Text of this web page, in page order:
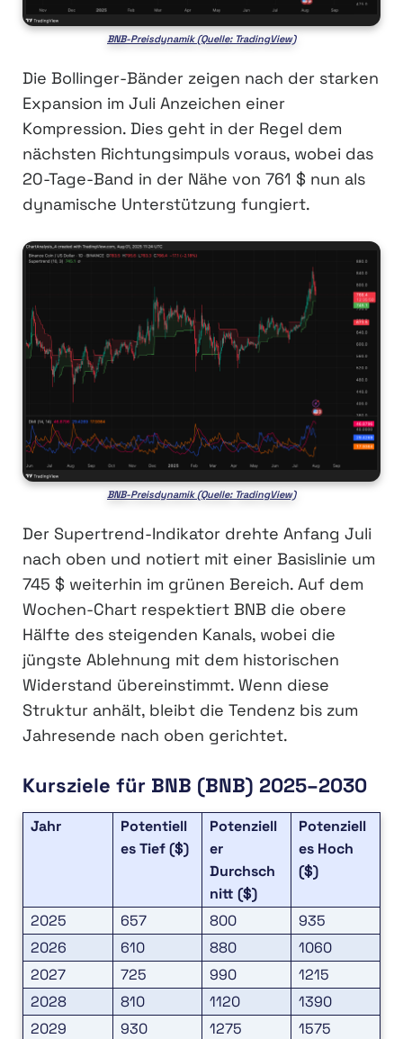
BNB-Preisdynamik (Quelle: TradingView)
Die Bollinger-Bänder zeigen nach der starken
Expansion im Juli Anzeichen einer
Kompression. Dies geht in der Regel dem
nächsten Richtungsimpuls voraus, wobei das
20-Tage-Band in der Nähe von 761 $ nun als
dynamische Unterstützung fungiert.
BNB-Preisdynamik (Quelle: TradingView)
Der Supertrend-Indikator drehte Anfang Juli
nach oben und notiert mit einer Basislinie um
745 $ weiterhin im grünen Bereich. Auf dem
Wochen-Chart respektiert BNB die obere
Hälfte des steigenden Kanals, wobei die
jüngste Ablehnung mit dem historischen
Widerstand übereinstimmt. Wenn diese
Struktur anhält, bleibt die Tendenz bis zum
Jahresende nach oben gerichtet.
Kursziele für BNB (BNB) 2025–2030
Jahr
Potentiell
es Tief ($)
Potenziell
er
Durchsch
nitt ($)
Potenziell
es Hoch
($)
2025 657 800
935
2026
610 880
1060
2027
725 990
1215
2028
810 1120
1390
2029
930 1275
1575